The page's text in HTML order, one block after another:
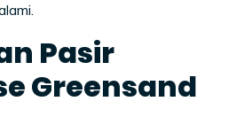
Pasir
Greensand